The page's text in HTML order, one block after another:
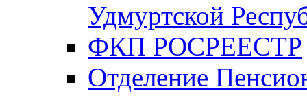
Удмуртской
ФКП РОСРЕЕСТР
Отделение